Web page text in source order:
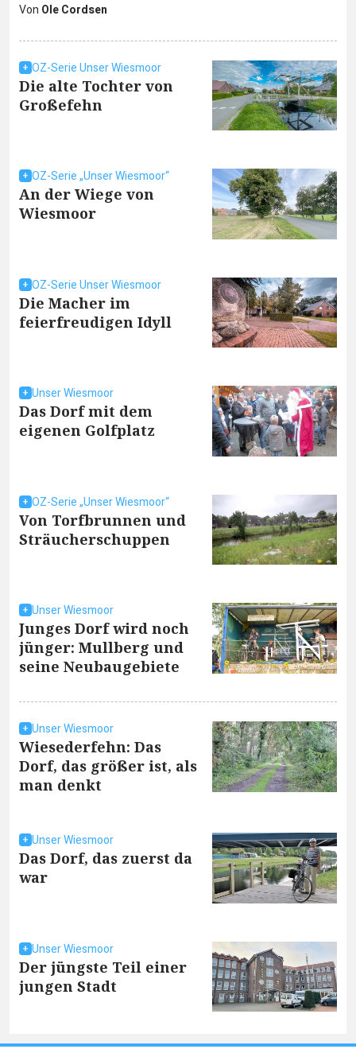
Von Ole Cordsen
OZ-Serie Unser Wiesmoor
Die alte Tochter von
Großefehn
OZ-Serie „Unser Wiesmoor“
An der Wiege von
Wiesmoor
OZ-Serie Unser Wiesmoor
Die Macher im
feierfreudigen Idyll
Unser Wiesmoor
Das Dorf mit dem
eigenen Golfplatz
OZ-Serie „Unser Wiesmoor“
Von Torfbrunnen und
Sträucherschuppen
Unser Wiesmoor
Junges Dorf wird noch
jünger: Mullberg und
seine Neubaugebiete
Unser Wiesmoor
Wiesederfehn: Das
Dorf, das größer ist, als
man denkt
Unser Wiesmoor
Das Dorf, das zuerst da
war
Unser Wiesmoor
Der jüngste Teil einer
jungen Stadt